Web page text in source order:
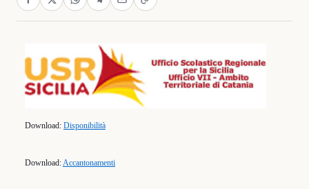
Download: Disponibilità
Download:Accantonamenti